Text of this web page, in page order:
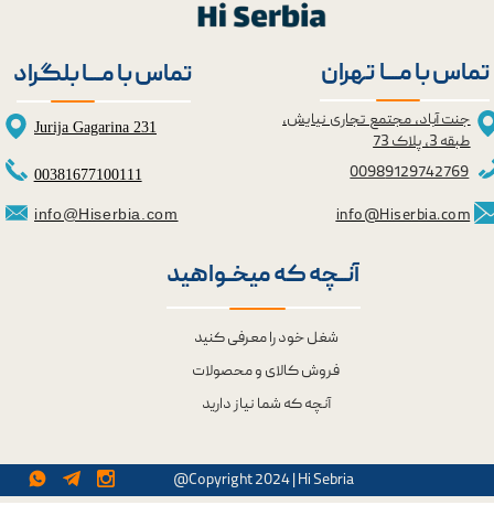
@Copyright 2024 | Hi Sebria
شغل خود را معرفی کنید
فروش کالای و محصولات
آنچه که شما نیاز دارید
آنــچه که میخــواهید
تماس با مــــا تهران
جنت آباد، مجتمع تجاری نیایش،
طبقه 3، پلاک 73
00989129742769
info@Hiserbia.com
تماس با مــــا بلگراد
Jurija Gagarina 231
info@Hiserbia.com
00381677100111